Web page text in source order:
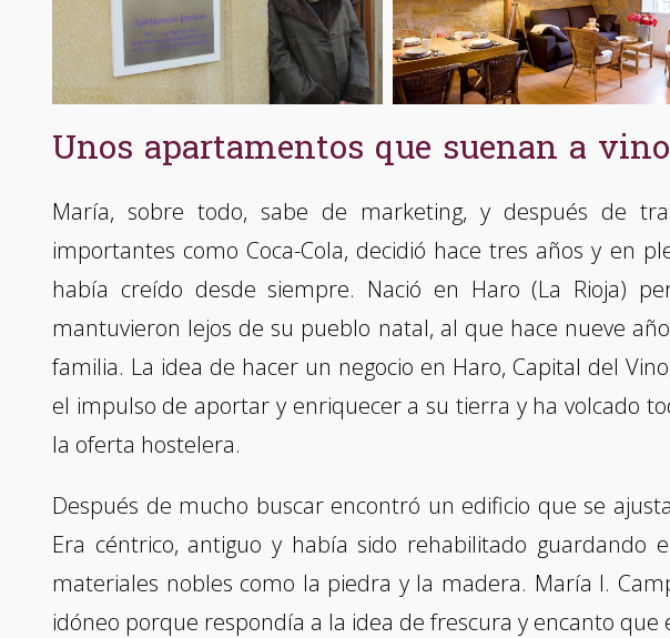
Unos apartamentos que suenan a vino
María, sobre todo, sabe de marketing, y después de
importantes como Coca-Cola, decidió hace tres años y en
había creído desde siempre. Nació en Haro (La Rioja)
mantuvieron lejos de su pueblo natal, al que hace nueve
familia. La idea de hacer un negocio en Haro, Capital del
el impulso de aportar y enriquecer a su tierra y ha volcado
la oferta hostelera.
Después de mucho buscar encontró un edificio que se
Era céntrico, antiguo y había sido rehabilitado
materiales nobles como la piedra y la madera. María I.
idóneo porque respondía a la idea de frescura y encanto que